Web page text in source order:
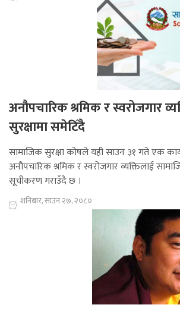
अनौपचारिक श्रमिक र स्वरोजगार
सुरक्षामा समेटिँदै
सामाजिक सुरक्षा कोषले यही साउन ३१ गते एक
अनौपचारिक श्रमिक र स्वरोजगार व्यक्तिलाई
सूचीकरण गराउँदै छ ।
शनिबार, साउन २७, २०८०